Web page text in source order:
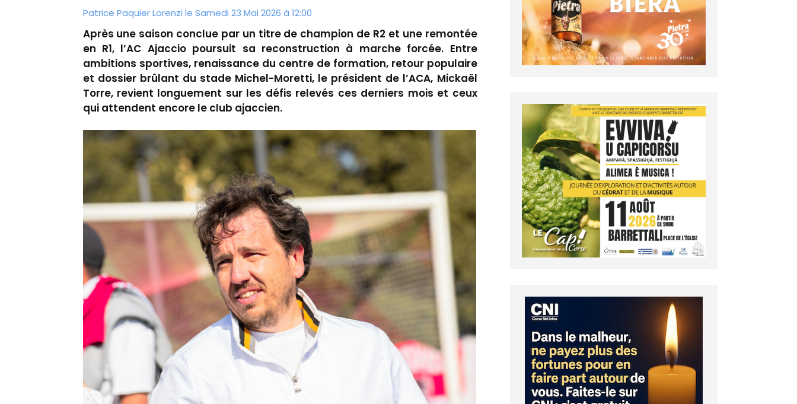
Patrice Paquier Lorenzi le Samedi 23 Mai 2026 à 12:00
Après une saison conclue par un titre de champion de R2 et une remontée
en R1, l’AC Ajaccio poursuit sa reconstruction à marche forcée. Entre
ambitions sportives, renaissance du centre de formation, retour populaire
et dossier brûlant du stade Michel-Moretti, le président de l’ACA, Mickaël
Torre, revient longuement sur les défis relevés ces derniers mois et ceux
qui attendent encore le club ajaccien.